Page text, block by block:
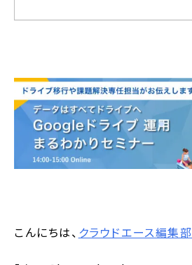
こんにちは、 クラウドエース編集部